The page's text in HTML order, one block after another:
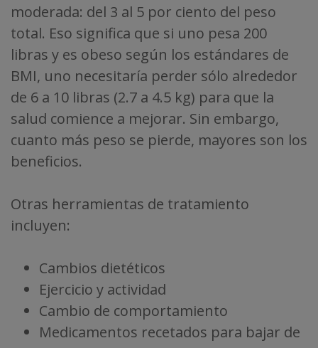
moderada: del 3 al 5 por ciento del peso
total. Eso significa que si uno pesa 200
libras y es obeso según los estándares de
BMI, uno necesitaría perder sólo alrededor
de 6 a 10 libras (2.7 a 4.5 kg) para que la
salud comience a mejorar. Sin embargo,
cuanto más peso se pierde, mayores son los
beneficios.
Otras herramientas de tratamiento
incluyen:
Cambios dietéticos
Ejercicio y actividad
Cambio de comportamiento
Medicamentos recetados para bajar de